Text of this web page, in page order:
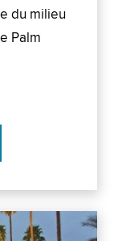
du milieu
Palm